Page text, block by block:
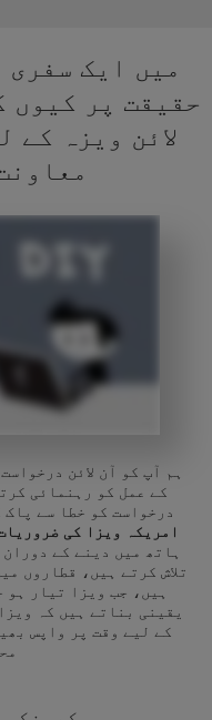
میں ایک سفری
حقیقت پر کیوں
لائن ویزہ کے
ہم آپ کو آن لائن
کے عمل کو رہنمائی
درخواست کو خطا سے پاک
امریکہ ویزا کی
ہاتھ میں دینے کے
تلاش کرتے ہیں، قطاروں
ہیں، جب ویزا تیار
یقینی بناتے ہیں کہ
کے لیے وقت پر واپس